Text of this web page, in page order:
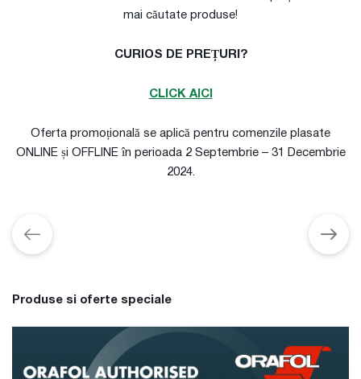
mai căutate produse!
CURIOS DE PREȚURI?
CLICK AICI
Oferta promoțională se aplică pentru comenzile plasate
ONLINE și OFFLINE în perioada 2 Septembrie – 31 Decembrie
2024.
Produse si oferte speciale